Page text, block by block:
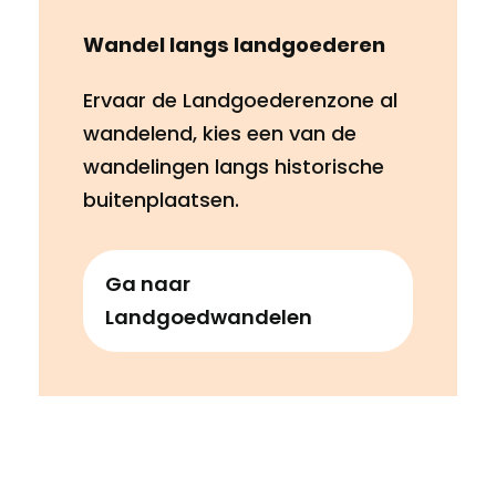
Wandel langs landgoederen
Ervaar de Landgoederenzone al
wandelend, kies een van de
wandelingen langs historische
buitenplaatsen.
Ga naar
Landgoedwandelen